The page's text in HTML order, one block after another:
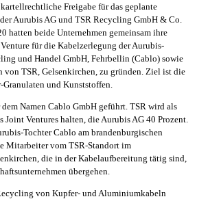
Freigabe für das geplante
Aurubis AG und TSR Recycling GmbH & Co.
hatten beide Unternehmen gemeinsam ihre
für die Kabelzerlegung der Aurubis-
und Handel GmbH, Fehrbellin (Cablo) sowie
TSR, Gelsenkirchen, zu gründen. Ziel ist die
und Kunststoffen.
Namen Cablo GmbH geführt. TSR wird als
Joint Ventures halten, die Aurubis AG 40 Prozent.
Tochter Cablo am brandenburgischen
Mitarbeiter vom TSR-Standort im
die in der Kabelaufbereitung tätig sind,
übergehen.
von Kupfer- und Aluminiumkabeln